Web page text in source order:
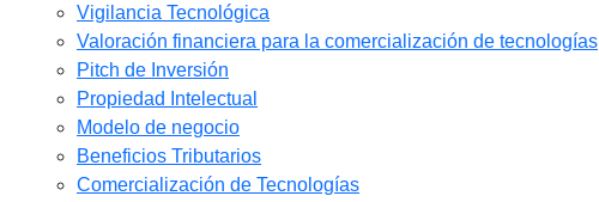
Vigilancia Tecnológica
Valoración financiera para la comercialización de tecnologías
Pitch de Inversión
Propiedad Intelectual
Modelo de negocio
Beneficios Tributarios
Comercialización de Tecnologías